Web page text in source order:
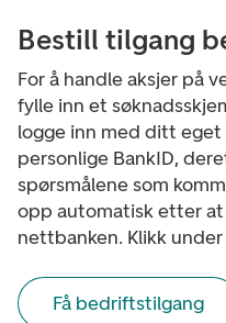
Bestill tilgang
For å handle aksjer på
fylle inn et
logge inn med ditt
personlige BankID,
spørsmålene som
opp automatisk etter
nettbanken. Klikk
Få bedriftstilgang